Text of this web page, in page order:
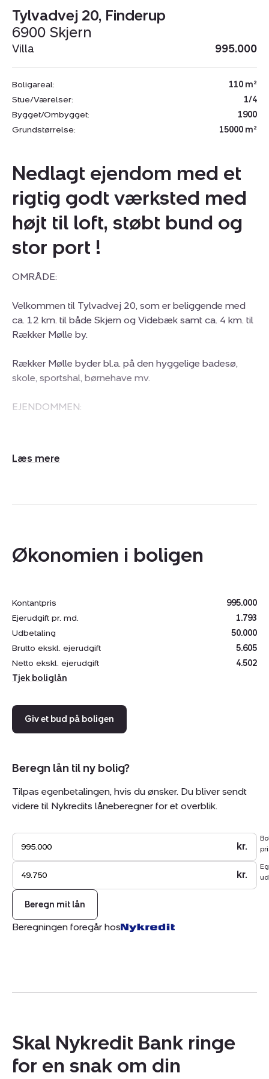
Tylvadvej 20, Finderup
6900 Skjern
Villa 995.000
Boligareal:
110 m²
Stue/Værelser:
1/4
Bygget/Ombygget:
1900
Grundstørrelse:
15000 m²
Nedlagt ejendom med et
rigtig godt værksted med
højt til loft, støbt bund og
stor port !
OMRÅDE:
Velkommen til Tylvadvej 20, som er beliggende med
ca. 12 km. til både Skjern og Videbæk samt ca. 4 km. til
Rækker Mølle by.
Rækker Mølle byder bl.a. på den hyggelige badesø,
skole, sportshal, børnehave mv.
EJENDOMMEN:
anvendelig til dyrehold eller andre hobbyformål.
samt maskinhus opført i står med eternittag. Der skal
Stuehuset fremstår i gammel stand, dog med et nyt
INDRETNING STUEHUS:
Gang. Badeværelse. Køkken med lille spiseplads.
Opholdsstue. Soveværelse samt 3 værelser/ rum.
Økonomien i boligen
Kontantpris
995.000
Ejerudgift pr. md.
1.793
Udbetaling
50.000
Brutto ekskl. ejerudgift
5.605
Netto ekskl. ejerudgift
4.502
Tjek boliglån
Giv et bud på boligen
Beregn lån til ny bolig?
Tilpas egenbetalingen, hvis du ønsker. Du bliver sendt
videre til Nykredits låneberegner for et overblik.
kr.
kr.
Beregn mit lån
Beregningen foregår hos
Skal Nykredit Bank ringe
for en snak om din